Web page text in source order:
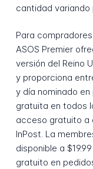
cantidad variando
Para
ASOS Premier
versión del Reino
y proporciona
y día nominado
gratuita en todos
acceso gratuito a
InPost. La
disponible a
gratuito en